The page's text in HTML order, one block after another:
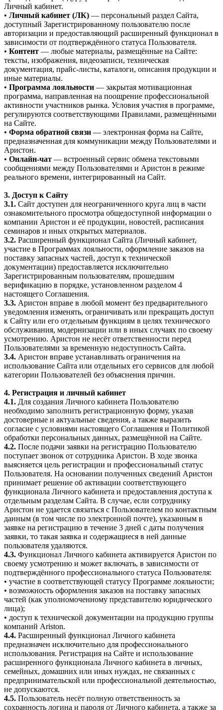
Личный кабинет.
• Личный кабинет (ЛК) — персональный раздел Сайта,
доступный Зарегистрированному пользователю после
авторизации и предоставляющий расширенный функционал в
зависимости от подтверждённого статуса Пользователя.
• Контент — любые материалы, размещённые на Сайте:
тексты, изображения, видеозаписи, техническая
документация, прайс-листы, каталоги, описания продукции и
иные материалы.
• Программа лояльности — закрытая мотивационная
программа, направленная на поощрение профессиональной
активности участников рынка. Условия участия в программе,
регулируются соответствующими Правилами, размещёнными
на Сайте.
• Форма обратной связи — электронная форма на Сайте,
предназначенная для коммуникации между Пользователями и
Аристон.
• Онлайн-чат — встроенный сервис обмена текстовыми
сообщениями между Пользователями и Аристон в режиме
реального времени, интегрированный на Сайт.
3. Доступ к Сайту
3.1. Сайт доступен для неограниченного круга лиц в части
ознакомительного просмотра общедоступной информации о
компании Аристон и её продукции, новостей, расписания
семинаров и иных открытых материалов.
3.2. Расширенный функционал Сайта (Личный кабинет,
участие в Программах лояльности, оформление заказов на
поставку запасных частей, доступ к технической
документации) предоставляется исключительно
Зарегистрированным пользователям, прошедшим
верификацию в порядке, установленном разделом 4
настоящего Соглашения.
3.3. Аристон вправе в любой момент без предварительного
уведомления изменять, ограничивать или прекращать доступ
к Сайту или его отдельным функциям в целях технического
обслуживания, модернизации или в иных случаях по своему
усмотрению. Аристон не несёт ответственности перед
Пользователями за временную недоступность Сайта.
3.4. Аристон вправе устанавливать ограничения на
использование Сайта или отдельных его сервисов для любой
категории Пользователей без объяснения причин.
4. Регистрация и личный кабинет
4.1. Для создания Личного кабинета Пользователю
необходимо заполнить регистрационную форму, указав
достоверные и актуальные сведения, а также выразить
согласие с условиями настоящего Соглашения и Политикой
обработки персональных данных, размещённой на Сайте.
4.2. После подачи заявки на регистрацию Пользователю
поступает звонок от сотрудника Аристон. В ходе звонка
выясняется цель регистрации и профессиональный статус
Пользователя. На основании полученных сведений Аристон
принимает решение об активации соответствующего
функционала Личного кабинета и предоставления доступа к
отдельным разделам Сайта. В случае, если сотруднику
Аристон не удается связаться с Пользователем по контактным
данным (в том числе по электронной почте), указанным в
заявке на регистрацию в течение 3 дней с даты получения
заявки, то такая заявка и содержащиеся в ней данные
пользователя удаляются.
4.3. Функционал Личного кабинета активируется Аристон по
своему усмотрению и может включать, в зависимости от
подтверждённого профессионального статуса Пользователя:
• участие в соответствующей статусу Программе лояльности;
• возможность оформления заказов на поставку запасных
частей (как уполномоченному представителю юридического
лица);
• доступ к технической документации на продукцию группы
компаний Ariston.
4.4. Расширенный функционал Личного кабинета
предназначен исключительно для профессионального
использования. Регистрация на Сайте и использование
расширенного функционала Личного кабинета в личных,
семейных, домашних или иных нуждах, не связанных с
предпринимательской или профессиональной деятельностью,
не допускаются.
4.5. Пользователь несёт полную ответственность за
сохранность логина и пароля от Личного кабинета, а также за